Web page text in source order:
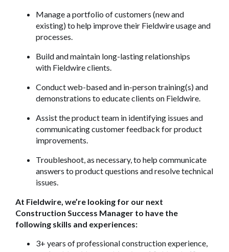
Manage a portfolio of customers (new and
existing) to help improve their Fieldwire usage and
processes.
Build and maintain long-lasting relationships
with Fieldwire clients.
Conduct web-based and in-person training(s) and
demonstrations to educate clients on Fieldwire.
Assist the product team in identifying issues and
communicating customer feedback for product
improvements.
Troubleshoot, as necessary, to help communicate
answers to product questions and resolve technical
issues.
At Fieldwire, we’re looking for our next
Construction Success Manager to have the
following skills and experiences:
3+ years of professional construction experience,